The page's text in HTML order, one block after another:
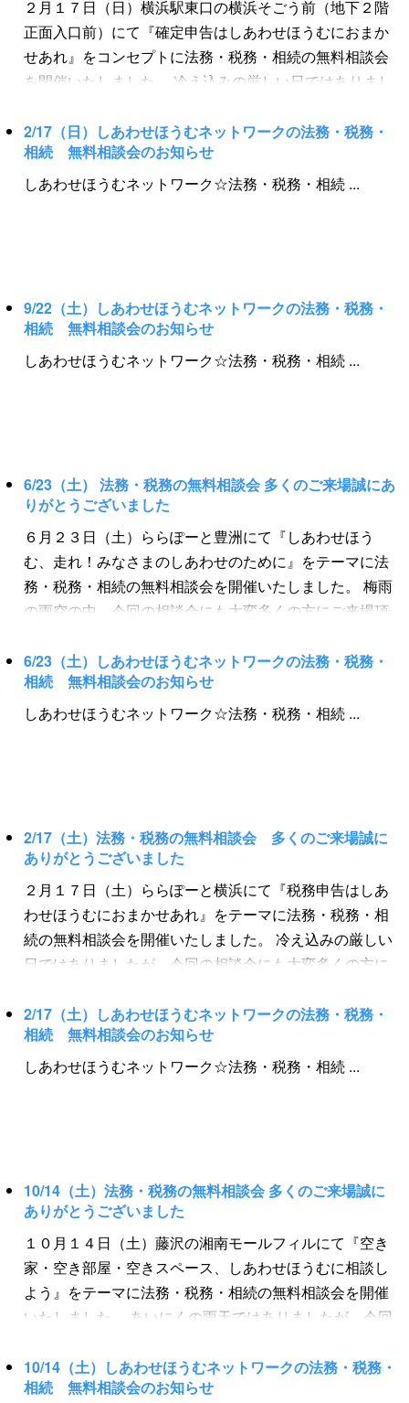
home.net/ 【しあわせほうむ ...
ております☆☆☆ 法務・税務の専門家 無料相談サポー
ト“しあわせほうむ” □ 日常の法律や財産に関するご相
談・お手続 □ 税金や資産有効活用に関するご相談・手
続 □ 相続に関するご相談・お手続き □ 生前からの相
相談・お手続 ご相談は、一般社団法人しあわせほうむネ
ットワークの無料相談まで。 相談窓口は、有楽町駅東口
徒歩３分・横浜駅北西口徒歩１分。 土曜・日曜も無料相
ーガル女子！走る！！しあわせほうむ日記』はこちらか
ら】 http://blog.livedoor.jp/j_nls/
２月１７日（日）横浜駅東口の横浜そごう前（地下２階
正面入口前）にて『確定申告はしあわせほうむにおまか
せあれ』をコンセプトに法務・税務・相続の無料相談会
を開催いたしました。 冷え込みの厳しい日ではありまし
盛況となりました。 確定申告の時期が近いこともあり、
確定申告に関する多くの相談をはじめ、ライフプランの
相談、相続・遺言の相談など幅広く様々なご相談を頂き
きまして誠にありがとうございました。 一人でも多くの
方々へ、法務・税務の専門知識やノウハウをお伝えし、
幸せを届けたい。 これからも私たち しあわせほうむ
テーマ ～ 確定申告はしあわせほうむにおまかせあ
れ ～ 【日時】 ２月１７日（日）１０時～１７時 【場
所】 新都市プラザ（そごう横浜店地下２階正面入口
前） 【内容】 税務申告、相続、遺言、ＦＰ、家計の見
直しなど生活に関わる法務・税務分野全般 【相談員】
・ 税理士 ・ 弁護士 ・ １級ファイナンシャルプラン
・ 遺品整理士 【共催】 ・ 一般社団法人しあわせほう
むネットワーク ・ 一般社団法人かながわＦＰ生活相談
トワーク・司法書士法人リーガルサービス ・ NPO法人
士髙田昌利事務所 ・ 司法書士しあわせほうむネットワ
ーク・リーガルサービス王子 ・ 司法書士松田彩子事務
所 ・ 太田公認会計士事務所 ・ ＯＭＣ大久保会計事務
所 ・ 税理士法人新みらい会計 【ご来場者様特典】
①専門家による無料相談（税理士・1級フィナンシャルプ
ランナー・司法書士・行政書士等） ②お越しいただい
③ご相談いただいた方orしあわせほうむのアンケート
ご記入の方には、さらに入浴剤もプレゼント（数量限
定） 《法務・税務の専門家無料相談サポート“しあわせほ
般社団法人しあわせほうむネツトワークの無料相談ま
で。 相談窓口は、有楽町駅東口徒歩3分・横浜駅北西口
徒歩1分。 土曜・日曜も無料相談を受け付けておりま
す。 ホームページ、メール、フリーダイヤルよりお気軽
にお問い合わせください。 【しあわせほうむのお問い合
わせはホームページから】 http://www.shiawase-
2/17（日）しあわせほうむネットワークの法務・税務・
相続 無料相談会のお知らせ
しあわせほうむネットワーク☆法務・税務・相続 ...
9/22（土）しあわせほうむネットワークの法務・税務・
相続 無料相談会のお知らせ
しあわせほうむネットワーク☆法務・税務・相続 ...
6/23（土） 法務・税務の無料相談会 多くのご来場誠にあ
りがとうございました
６月２３日（土）ららぽーと豊洲にて『しあわせほう
む、走れ！みなさまのしあわせのために』をテーマに法
務・税務・相続の無料相談会を開催いたしました。 梅雨
の雨空の中、今回の相談会にも大変多くの方にご来場頂
フプランの相談、遺言の相談など幅広く様々なご相談を
頂きましたました。 特別企画の☆鈴鹿８時間耐久ロード
レース（７月２６日～２９日開催）☆がんばれ！Ｔｅａ
6/23（土）しあわせほうむネットワークの法務・税務・
相続 無料相談会のお知らせ
しあわせほうむネットワーク☆法務・税務・相続 ...
2/17（土）法務・税務の無料相談会 多くのご来場誠に
ありがとうございました
２月１７日（土）ららぽーと横浜にて『税務申告はしあ
わせほうむにおまかせあれ』をテーマに法務・税務・相
続の無料相談会を開催いたしました。 冷え込みの厳しい
日ではありましたが、今回の相談会にも大変多くの方に
税務申告に関する多くの相談をはじめ、ライフプランの
相談、相続・遺言の相談など幅広く様々なご相談を頂き
ましたました。 また、多くの方にご来場いただき、とて
へ、法務・税務の専門知識やノウハウをお伝えし、幸せ
を届けたい。 これからも私たち しあわせほうむ の活
動を知っていただけるよう無料相談会を開催したいと思
います。 次回は平成３０年６月。詳細は随時お知らせい
たします。 今後ともよろしくお願い申し上げます。 ～開
催報告～ 『税務申告はしあわせほうむにおまかせあれ』
2/17（土）しあわせほうむネットワークの法務・税務・
相続 無料相談会のお知らせ
しあわせほうむネットワーク☆法務・税務・相続 ...
10/14（土）法務・税務の無料相談会 多くのご来場誠に
ありがとうございました
１０月１４日（土）藤沢の湘南モールフィルにて『空き
家・空き部屋・空きスペース、しあわせほうむに相談し
よう』をテーマに法務・税務・相続の無料相談会を開催
いたしました。 あいにくの雨天ではありましたが、今回
画のリフォームプランナーによる空き家・空き部屋・空
きスペース再生の相談をはじめ、任意後見、相隣関係の
10/14（土）しあわせほうむネットワークの法務・税務・
相続 無料相談会のお知らせ